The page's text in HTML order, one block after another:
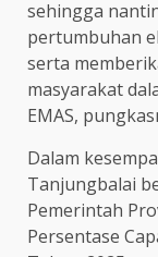
sehingga
pertumbuhan
serta
masyarakat
EMAS,
Dalam
Tanjungbalai
Pemerintah
Persentase